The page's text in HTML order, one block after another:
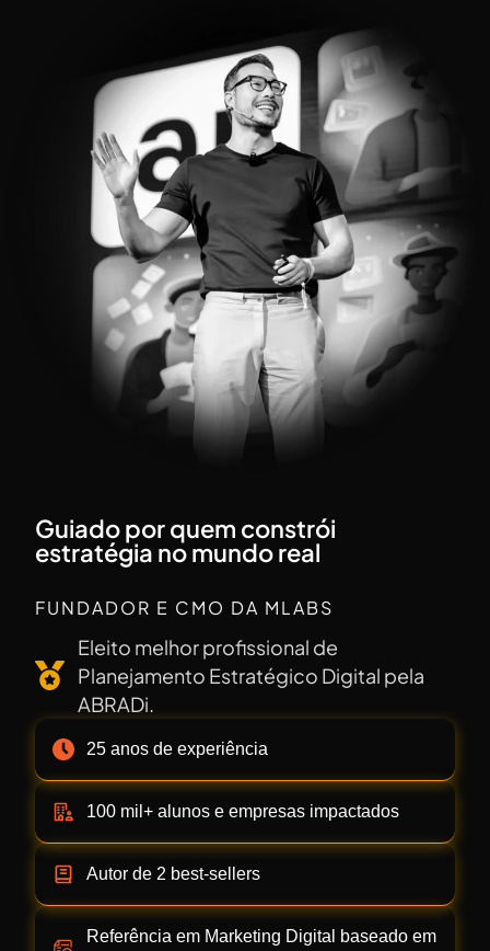
Guiado por quem constrói
estratégia no mundo real
RAFAEL KISO
FUNDADOR E CMO DA MLABS
Eleito melhor profissional de
Planejamento Estratégico Digital pela
ABRADi.
25 anos de experiência
100 mil+ alunos e empresas impactados
Autor de 2 best-sellers
Referência em Marketing Digital baseado em